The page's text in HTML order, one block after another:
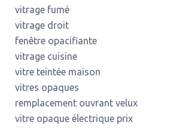
vitrage fumé
vitrage droit
fenêtre opacifiante
vitrage cuisine
vitre teintée maison
vitres opaques
remplacement ouvrant velux
vitre opaque électrique prix